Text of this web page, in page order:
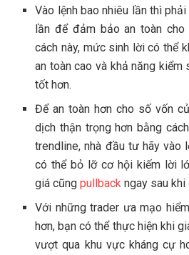
Vào lệnh bao nhiêu lần thì
lần để đảm bảo an toàn cho
cách này, mức sinh lời có thể
an toàn cao và khả năng
tốt hơn.
Để an toàn hơn cho số vốn
dịch thận trọng hơn bằng
trendline, nhà đầu tư hãy vào
có thể bỏ lỡ cơ hội kiếm lời
giá cũngpullback ngay sau khi
Với những trader ưa mạo
hơn, bạn có thể thực hiện khi
vượt qua khu vực kháng cự